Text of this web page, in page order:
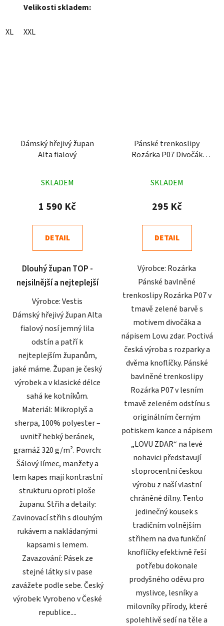
Velikosti skladem:
XL XXL
Dámský hřejivý župan
Alta fialový
hodnocení
produktu
4,1
z
hvězdiček.
SKLADEM
1 590 Kč
DETAIL
Dlouhý župan TOP -
nejsilnější a nejteplejší
Výrobce: Vestis
Dámský hřejivý župan Alta
fialový nosí jemný lila
odstín a patří k
nejteplejším županům,
jaké máme. Župan je český
výrobek a v klasické délce
sahá ke kotníkům.
Materiál: Mikroplyš a
sherpa, 100% polyester –
uvnitř hebký beránek,
gramáž 320 g/m². Povrch:
Šálový límec, manžety a
lem kapes mají kontrastní
strukturu oproti ploše
županu. Střih a detaily:
Zavinovací střih s dlouhým
rukávem a nakládanými
kapsami s lemem.
Zavazování: Pásek ze
stejné látky si v pase
zavážete podle sebe. Český
výrobek: Vyrobeno v České
republice....
Pánské trenkoslipy
Rozárka P07 Divočák
hodnocení
produktu
5,0
z
hvězdiček.
SKLADEM
295 Kč
DETAIL
Výrobce: Rozárka
Pánské bavlněné
trenkoslipy Rozárka P07 v
tmavě zelené barvě s
motivem divočáka a
nápisem Lovu zdar. Poctivá
česká výroba s rozparky a
dvěma knoflíčky. Pánské
bavlněné trenkoslipy
Rozárka P07 v lesním
tmavě zeleném odstínu s
originálním černým
potiskem kance a nápisem
„LOVU ZDAR“ na levé
nohavici představují
stoprocentní českou
výrobu z naší vlastní
chráněné dílny. Tento
jedinečný kousek s
tradičním volnějším
střihem na dva funkční
knoflíčky efektivně řeší
potřebu dokonale
prodyšného oděvu pro
myslivce, lesníky a
milovníky přírody, které
spolehlivě sedí na těle a